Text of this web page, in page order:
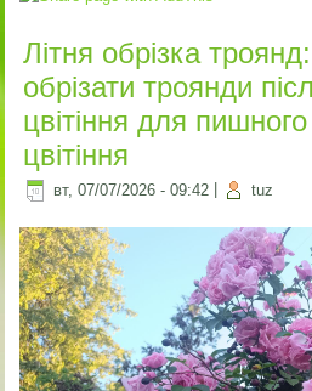
Літня обрізка
обрізати троянди
цвітіння для
цвітіння
вт, 07/07/2026 - 09:42 tuz